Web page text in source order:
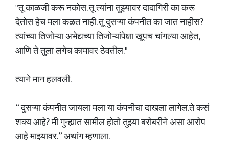
"तू काळजी करू नकोस. तू त्यांना तुझ्यावर दादागिरी का करू
देतोस हेच मला कळत नाही. तू दुसऱ्या कंपनीत का जात नाहीस?
त्यांच्या तिजोऱ्या अभेद्यच्या तिजोऱ्यांपेक्षा खूपच चांगल्या आहेत,
आणि ते तुला लगेच कामावर ठेवतील."
त्याने मान हलवली.
“ दुसऱ्या कंपनीत जायला मला या कंपनीचा दाखला लागेल.ते कसं
शक्य आहे? मी गुन्ह्यात सामील होतो तुझ्या बरोबरीने असा आरोप
आहे माझ्यावर.” अथांग म्हणाला.